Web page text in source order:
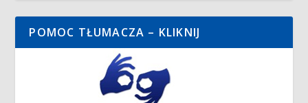
POMOC TŁUMACZA – KLIKNIJ